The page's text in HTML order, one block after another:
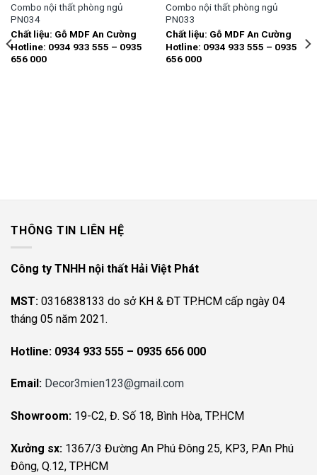
Add to
Combo nội thất phòng ngủ
PN034
Chất liệu: Gỗ MDF An Cường
Hotline: 0934 933 555 – 0935
656 000
Add to
Combo nội thất phòng ngủ
PN033
Chất liệu: Gỗ MDF An Cường
Hotline: 0934 933 555 – 0935
656 000
THÔNG TIN LIÊN HỆ
Công ty TNHH nội thất Hải Việt Phát
MST: 0316838133 do sở KH & ĐT TP.HCM cấp ngày 04
tháng 05 năm 2021.
Hotline: 0934 933 555 – 0935 656 000
Email: Decor3mien123@gmail.com
Showroom: 19-C2, Đ. Số 18, Bình Hòa, TP.HCM
Xưởng sx: 1367/3 Đường An Phú Đông 25, KP3, P.An Phú
Đông, Q.12, TP.HCM